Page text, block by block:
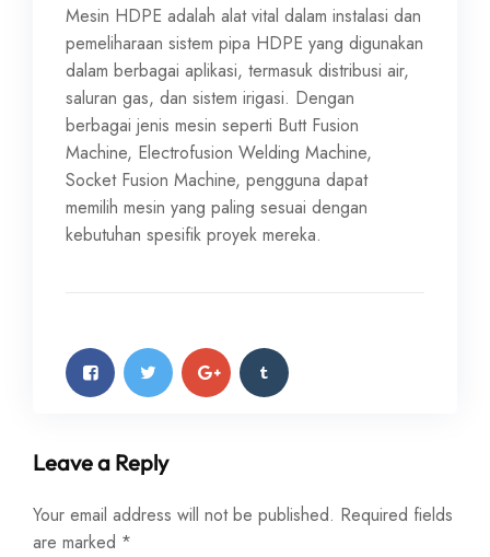
Mesin HDPE adalah alat vital dalam instalasi dan
pemeliharaan sistem pipa HDPE yang digunakan
dalam berbagai aplikasi, termasuk distribusi air,
saluran gas, dan sistem irigasi. Dengan
berbagai jenis mesin seperti Butt Fusion
Machine, Electrofusion Welding Machine,
Socket Fusion Machine, pengguna dapat
memilih mesin yang paling sesuai dengan
kebutuhan spesifik proyek mereka.
Leave a Reply
Your email address will not be published. Required fields
are marked *